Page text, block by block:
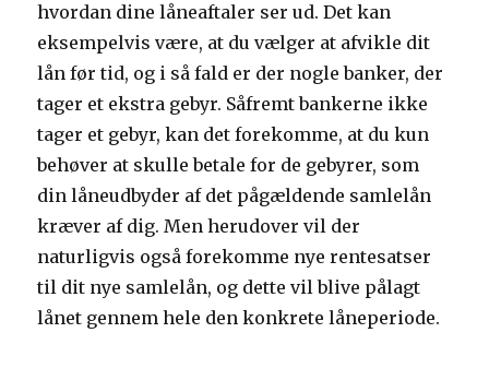
hvordan dine låneaftaler ser ud. Det kan
eksempelvis være, at du vælger at afvikle dit
lån før tid, og i så fald er der nogle banker, der
tager et ekstra gebyr. Såfremt bankerne ikke
tager et gebyr, kan det forekomme, at du kun
behøver at skulle betale for de gebyrer, som
din låneudbyder af det pågældende samlelån
kræver af dig. Men herudover vil der
naturligvis også forekomme nye rentesatser
til dit nye samlelån, og dette vil blive pålagt
lånet gennem hele den konkrete låneperiode.